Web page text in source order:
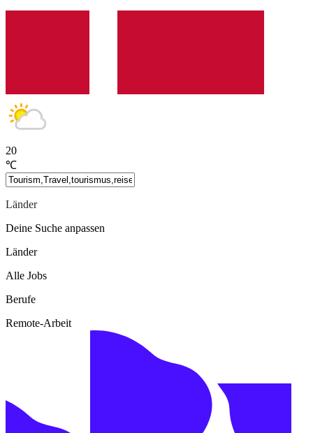
20
℃
Länder
Deine Suche anpassen
Länder
Alle Jobs
Berufe
Remote-Arbeit